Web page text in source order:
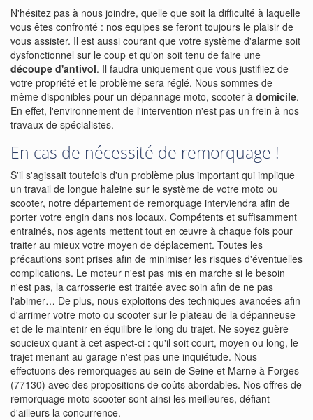
N'hésitez pas à nous joindre, quelle que soit la difficulté à laquelle
vous êtes confronté : nos equipes se feront toujours le plaisir de
vous assister. Il est aussi courant que votre système d'alarme soit
dysfonctionnel sur le coup et qu'on soit tenu de faire une
découpe d'antivol. Il faudra uniquement que vous justifiiez de
votre propriété et le problème sera réglé. Nous sommes de
même disponibles pour un dépannage moto, scooter à domicile.
En effet, l'environnement de l'intervention n'est pas un frein à nos
travaux de spécialistes.
En cas de nécessité de remorquage !
S'il s'agissait toutefois d'un problème plus important qui implique
un travail de longue haleine sur le système de votre moto ou
scooter, notre département de remorquage interviendra afin de
porter votre engin dans nos locaux. Compétents et suffisamment
entrainés, nos agents mettent tout en œuvre à chaque fois pour
traiter au mieux votre moyen de déplacement. Toutes les
précautions sont prises afin de minimiser les risques d'éventuelles
complications. Le moteur n'est pas mis en marche si le besoin
n'est pas, la carrosserie est traitée avec soin afin de ne pas
l'abimer… De plus, nous exploitons des techniques avancées afin
d'arrimer votre moto ou scooter sur le plateau de la dépanneuse
et de le maintenir en équilibre le long du trajet. Ne soyez guère
soucieux quant à cet aspect-ci : qu'il soit court, moyen ou long, le
trajet menant au garage n'est pas une inquiétude. Nous
effectuons des remorquages au sein de Seine et Marne à Forges
(77130) avec des propositions de coûts abordables. Nos offres de
remorquage moto scooter sont ainsi les meilleures, défiant
d'ailleurs la concurrence.